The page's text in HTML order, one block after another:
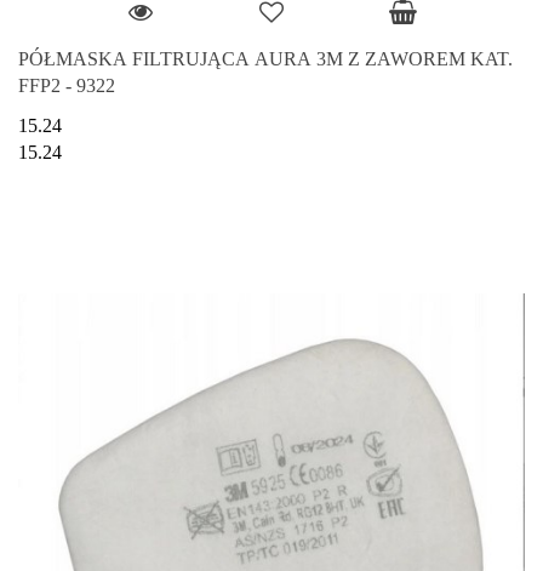
PÓŁMASKA FILTRUJĄCA AURA 3M Z ZAWOREM KAT.
FFP2 - 9322
15.24
15.24